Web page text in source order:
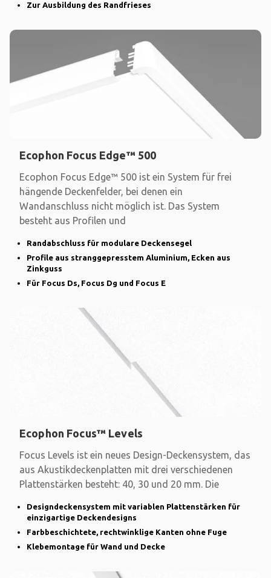
Zur Ausbildung des Randfrieses
Ecophon Focus Edge™ 500
Ecophon Focus Edge™ 500 ist ein System für frei
hängende Deckenfelder, bei denen ein
Wandanschluss nicht möglich ist. Das System
besteht aus Profilen und
Randabschluss für modulare Deckensegel
Profile aus stranggepresstem Aluminium, Ecken aus
Zinkguss
Für Focus Ds, Focus Dg und Focus E
Ecophon Focus™ Levels
Focus Levels ist ein neues Design-Deckensystem, das
aus Akustikdeckenplatten mit drei verschiedenen
Plattenstärken besteht: 40, 30 und 20 mm. Die
Designdeckensystem mit variablen Plattenstärken für
einzigartige Deckendesigns
Farbbeschichtete, rechtwinklige Kanten ohne Fuge
Klebemontage für Wand und Decke